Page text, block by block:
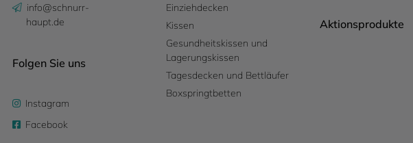
info@schnurr-
haupt.de
Folgen Sie uns
Instagram
Facebook
Einziehdecken
Kissen
Gesundheitskissen und
Lagerungskissen
Tagesdecken und Bettläufer
Boxspringtbetten
Aktionsprodukte